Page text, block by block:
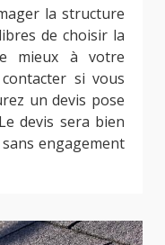
la structure
de choisir la
mieux à votre
si vous
un devis pose
devis sera bien
engagement